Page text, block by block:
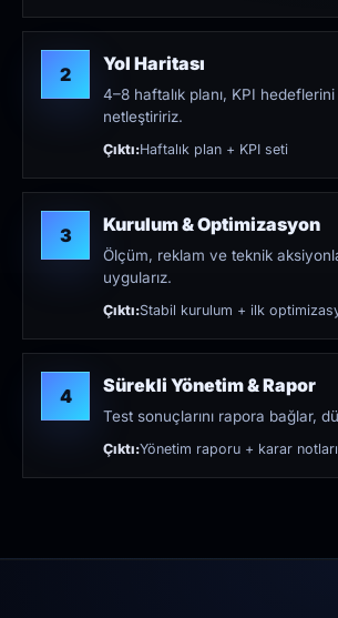
2 Yol Haritası
4–8 haftalık planı, KPI
netleştiririz.
Çıktı:Haftalık plan + KPI seti
3 Kurulum & Optimizasyon
Ölçüm, reklam ve teknik
uygularız.
Çıktı:Stabil kurulum + ilk
4 Sürekli Yönetim & Rapor
Test sonuçlarını rapora bağlar,
Çıktı:Yönetim raporu + karar notları